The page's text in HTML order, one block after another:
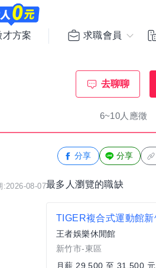
才方案 求職會員
去聊聊
6~10人應徵
:2026-08-07
分享 分享
最多人瀏覽的職缺
王者娛樂休閒館
新竹市-東區
月薪 29,500 至 31,500 元